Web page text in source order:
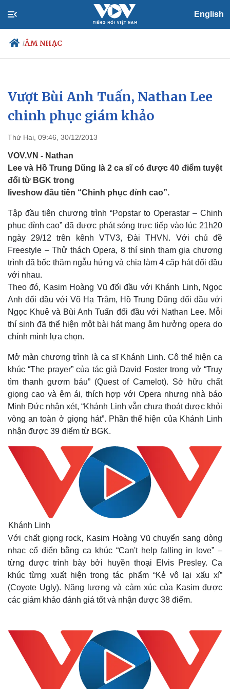
English
/ÂM NHẠC
Chính trị
Đảng
Tổ chức nhân sự
Nhận diện sự thật
Xã hội
Tin 24h
Dự báo thời tiết
Biển đảo
Vượt Bùi Anh Tuấn, Nathan Lee
chinh phục giám khảo
Thứ Hai, 09:46, 30/12/2013
VOV.VN - Nathan
Lee và Hồ Trung Dũng là 2 ca sĩ có được 40 điểm tuyệt
đối từ BGK trong
liveshow đầu tiên “Chinh phục đỉnh cao”.
Tập đầu tiên chương trình “Popstar to Operastar – Chinh
phục đỉnh cao” đã được phát sóng trực tiếp vào lúc 21h20
ngày 29/12 trên kênh VTV3, Đài THVN. Với chủ đề
Freestyle – Thử thách Opera, 8 thí sinh tham gia chương
trình đã bốc thăm ngẫu hứng và chia làm 4 cặp hát đối đầu
với nhau.
Theo đó, Kasim Hoàng Vũ đối đầu với Khánh Linh, Ngọc
Anh đối đầu với Võ Hạ Trâm, Hồ Trung Dũng đối đầu với
Ngọc Khuê và Bùi Anh Tuấn đối đầu với Nathan Lee. Mỗi
thí sinh đã thể hiện một bài hát mang âm hưởng opera do
chính mình lựa chọn.
Mở màn chương trình là ca sĩ Khánh Linh. Cô thể hiện ca
khúc “The prayer” của tác giả David Foster trong vở “Truy
tìm thanh gươm báu” (Quest of Camelot). Sở hữu chất
giọng cao và êm ái, thích hợp với Opera nhưng nhà báo
Minh Đức nhận xét, “Khánh Linh vẫn chưa thoát được khỏi
vòng an toàn ở giọng hát”. Phần thể hiện của Khánh Linh
nhận được 39 điểm từ BGK.
Khánh Linh
Với chất giọng rock, Kasim Hoàng Vũ chuyển sang dòng
nhạc cổ điển bằng ca khúc “Can't help falling in love” –
từng được trình bày bởi huyền thoại Elvis Presley. Ca
khúc từng xuất hiện trong tác phẩm “Kẻ vô lại xấu xí”
(Coyote Ugly). Năng lượng và cảm xúc của Kasim được
các giám khảo đánh giá tốt và nhận được 38 điểm.